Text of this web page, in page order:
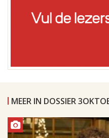
MEER IN DOSSIER